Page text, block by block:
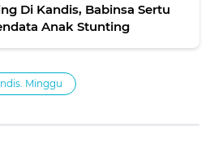
Di Kandis, Babinsa Sertu
Anak Stunting
Minggu